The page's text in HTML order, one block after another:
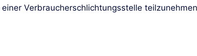
Verbraucherschlichtungsstelle